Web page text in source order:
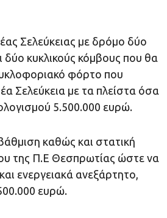
Σελεύκειας με δρόμο δύο
δύο κυκλικούς κόμβους που θα
φόρτο που
Σελεύκεια με τα πλείστα όσα
5.500.000 ευρώ.
καθώς και στατική
της Π.Ε Θεσπρωτίας ώστε να
ενεργειακά ανεξάρτητο,
ευρώ.